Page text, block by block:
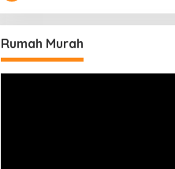
Rumah Murah